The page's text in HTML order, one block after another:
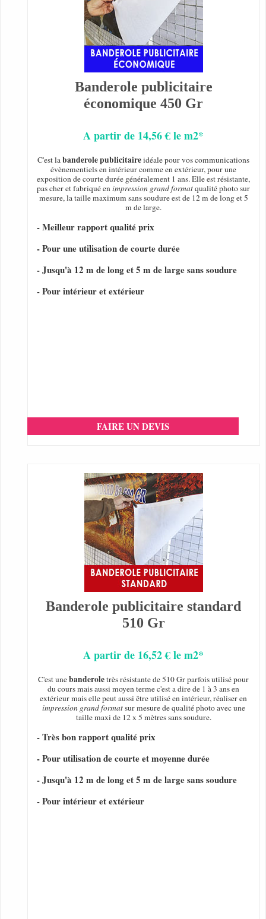
Banderole publicitaire
économique 450 Gr
A partir de 14,56 € le m2*
C'est labanderole publicitaireidéale pour vos communications
évènementiels en intérieur comme en extérieur, pour une
exposition de courte durée généralement 1 ans. Elle est résistante,
pas cher et fabriqué enimpression grand formatqualité photo sur
mesure, la taille maximum sans soudure est de 12 m de long et 5
m de large.
- Meilleur rapport qualité prix
- Pour une utilisation de courte durée
- Jusqu'à 12 m de long et 5 m de large sans soudure
- Pour intérieur et extérieur
FAIRE UN DEVIS
Banderole publicitaire standard
510 Gr
A partir de 16,52 € le m2*
C'est unebanderoletrès résistante de 510 Gr parfois utilisé pour
du cours mais aussi moyen terme c'est a dire de 1 à 3 ans en
extérieur mais elle peut aussi être utilisé en intérieur, réaliser en
impression grand formatsur mesure de qualité photo avec une
taille maxi de 12 x 5 mètres sans soudure.
- Très bon rapport qualité prix
- Pour utilisation de courte et moyenne durée
- Jusqu'à 12 m de long et 5 m de large sans soudure
- Pour intérieur et extérieur